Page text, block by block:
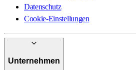
Datenschutz
Cookie-Einstellungen
Unternehmen